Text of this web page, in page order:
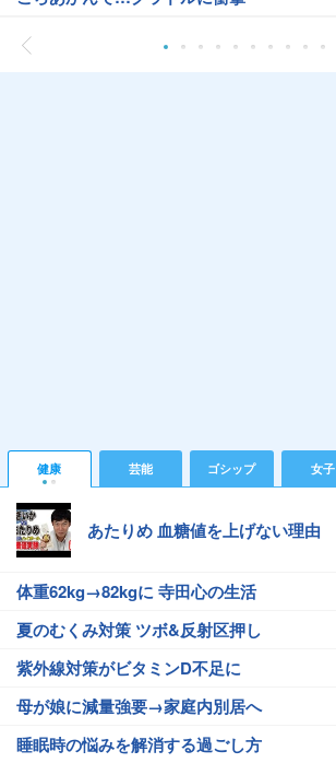
健康 芸能 ゴシップ 女子
あたりめ 血糖値を上げない理由
体重62kg→82kgに 寺田心の生活
夏のむくみ対策 ツボ&反射区押し
紫外線対策がビタミンD不足に
母が娘に減量強要→家庭内別居へ
睡眠時の悩みを解消する過ごし方